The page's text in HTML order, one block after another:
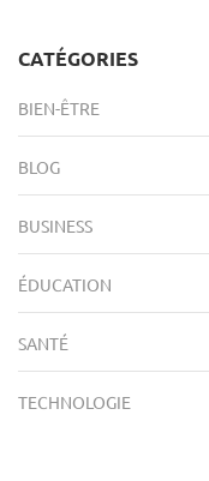
CATÉGORIES
BIEN-ÊTRE
BLOG
BUSINESS
ÉDUCATION
SANTÉ
TECHNOLOGIE